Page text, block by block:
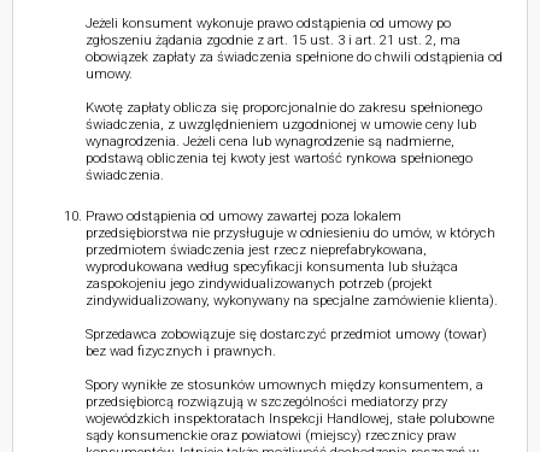
Jeżeli konsument wykonuje prawo odstąpienia od umowy po
zgłoszeniu żądania zgodnie z art. 15 ust. 3 i art. 21 ust. 2, ma
obowiązek zapłaty za świadczenia spełnione do chwili odstąpienia od
umowy.
Kwotę zapłaty oblicza się proporcjonalnie do zakresu spełnionego
świadczenia, z uwzględnieniem uzgodnionej w umowie ceny lub
wynagrodzenia. Jeżeli cena lub wynagrodzenie są nadmierne,
podstawą obliczenia tej kwoty jest wartość rynkowa spełnionego
świadczenia.
Prawo odstąpienia od umowy zawartej poza lokalem
przedsiębiorstwa nie przysługuje w odniesieniu do umów, w których
przedmiotem świadczenia jest rzecz nieprefabrykowana,
wyprodukowana według specyfikacji konsumenta lub służąca
zaspokojeniu jego zindywidualizowanych potrzeb (projekt
zindywidualizowany, wykonywany na specjalne zamówienie klienta).
Sprzedawca zobowiązuje się dostarczyć przedmiot umowy (towar)
bez wad fizycznych i prawnych.
Spory wynikłe ze stosunków umownych między konsumentem, a
przedsiębiorcą rozwiązują w szczególności mediatorzy przy
wojewódzkich inspektoratach Inspekcji Handlowej, stałe polubowne
sądy konsumenckie oraz powiatowi (miejscy) rzecznicy praw